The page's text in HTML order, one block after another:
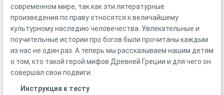
современном мире, так как эти литературные
произведения по праву относятся к величайшему
культурному наследию человечества. Увлекательные и
поучительные истории про богов были прочитаны каждым
из нас не один раз. А теперь мы рассказываем нашим детям
о том, кто такой герой мифов Древней Греции и для чего он
совершал свои подвиги.
Инструкция к тесту